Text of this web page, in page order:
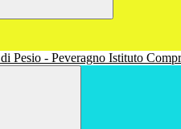
Istituto